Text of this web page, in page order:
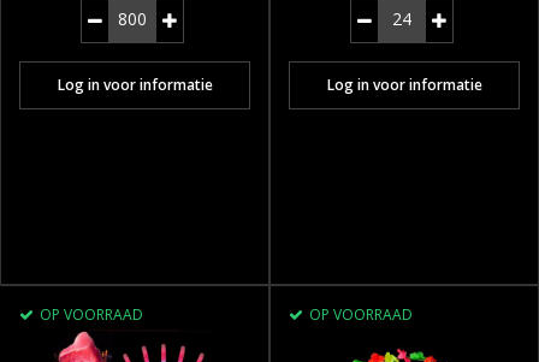
Log in voor informatie Log in voor informatie
OP VOORRAAD OP VOORRAAD